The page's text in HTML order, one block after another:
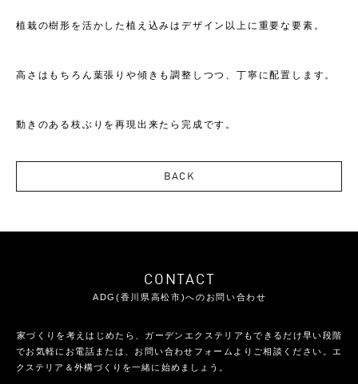
植栽の樹形を活かした植え込みはデザイン以上に重要な要素。
高さはもちろん葉張りや傾きも調整しつつ、丁寧に配置します。
動きのある枝ぶりを再現出来たら完成です。
BACK
CONTACT
ADG(香川県高松市)へのお問い合わせ
家づくりを考えはじめたら、ガーデンエクステリアもできるだけ早い段階
でお気軽にお電話または、お問い合わせフォームよりご相談ください。 エ
クステリア＆外構づくりを一緒に始めましょう。